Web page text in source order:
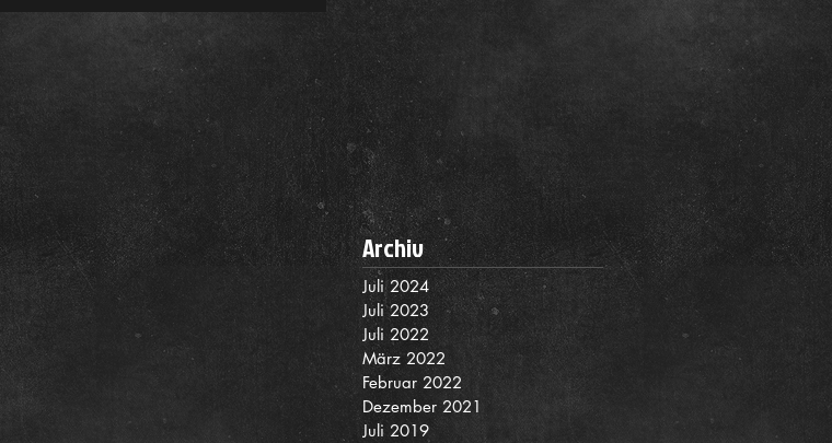
Archiv
Juli 2024
Juli 2023
Juli 2022
März 2022
Februar 2022
Dezember 2021
Juli 2019